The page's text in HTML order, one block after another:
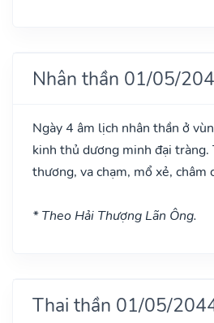
Nhân thần 01/05/
Ngày 4 âm lịch nhân thần ở
kinh thủ dương minh đại tràng.
thương, va chạm, mổ xẻ, châm
* Theo Hải Thượng Lãn Ông.
Thai thần 01/05/